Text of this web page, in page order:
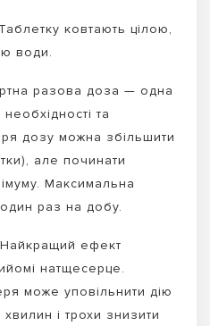
Таблетку ковтають цілою,
води.
разова доза — одна
та
дозу можна збільшити
але починати
Максимальна
раз на добу.
Найкращий ефект
натщесерце.
може уповільнити дію
і трохи знизити